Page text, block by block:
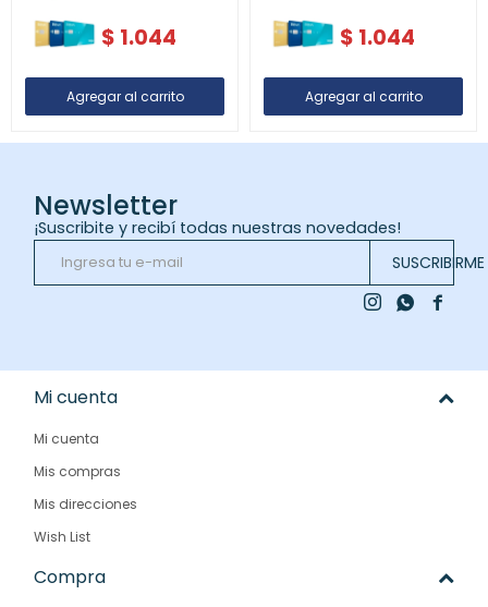
$ 1.044
$ 1.044
Newsletter
¡Suscribite y recibí todas nuestras novedades!
SUSCRIBIRME

 
Mi cuenta
Mi cuenta
Mis compras
Mis direcciones
Wish List
Compra